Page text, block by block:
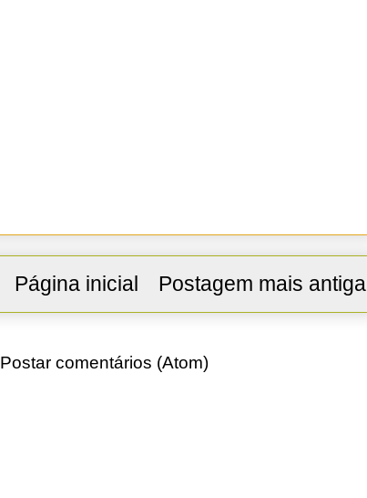
Postagem mais antiga
Página inicial
Postar comentários (Atom)